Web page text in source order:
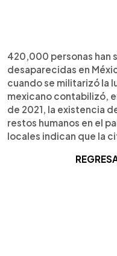
420,000 personas han
desaparecidas en
cuando se militarizó la
mexicano contabilizó,
de 2021, la existencia
restos humanos en el
locales indican que la